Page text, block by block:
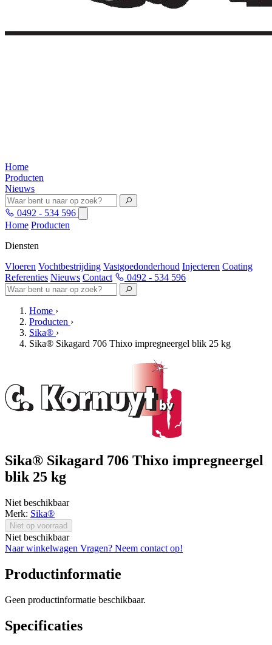
Home
Producten
Nieuws
0492 - 534 596
Home Producten
Diensten
Vloeren Vochtbestrijding Vastgoedonderhoud Injecteren Coating
Referenties Nieuws Contact 0492 - 534 596
Home ›
Producten ›
Sika® ›
Sika® Sikagard 706 Thixo impregneergel blik 25 kg
Sika® Sikagard 706 Thixo impregneergel
blik 25 kg
Niet beschikbaar
Merk: Sika®
Niet op voorraad
Niet beschikbaar
Naar winkelwagen Vragen? Neem contact op!
Productinformatie
Geen productinformatie beschikbaar.
Specificaties